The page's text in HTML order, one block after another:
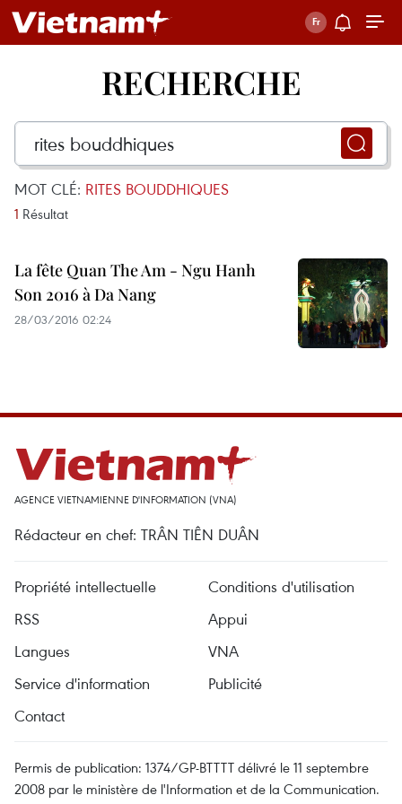
RECHERCHE
MOT CLÉ: RITES BOUDDHIQUES
1 Résultat
La fête Quan The Am - Ngu Hanh
Son 2016 à Da Nang
28/03/2016 02:24
AGENCE VIETNAMIENNE D'INFORMATION (VNA)
Rédacteur en chef: TRÂN TIÊN DUÂN
Propriété intellectuelle
Conditions d'utilisation
RSS
Appui
Langues
VNA
Service d'information
Publicité
Contact
Permis de publication: 1374/GP-BTTTT délivré le 11 septembre
2008 par le ministère de l'Information et de la Communication.